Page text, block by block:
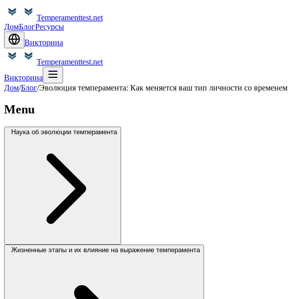
Temperamenttest.net
ДомБлогРесурсы
Викторина
Temperamenttest.net
Викторина
Дом/Блог/Эволюция темперамента: Как меняется ваш тип личности со временем
Menu
Наука об эволюции темперамента
Жизненные этапы и их влияние на выражение темперамента